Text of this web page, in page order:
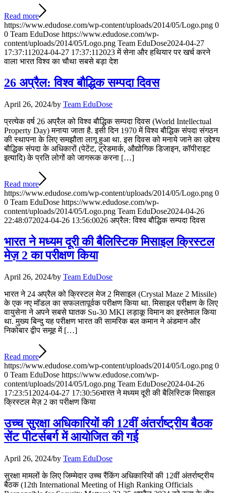
Read more
https://www.edudose.com/wp-content/uploads/2014/05/Logo.png 0
0 Team EduDose https://www.edudose.com/wp-
content/uploads/2014/05/Logo.png Team EduDose2024-04-27
17:37:11 2024-04-27 17:37:11 2023 में सेना और हथियार पर खर्च करने
वाला भारत विश्व का चौथा सबसे बड़ा देश
26 अप्रैल: विश्‍व बौद्धिक सम्‍पदा दिवस
April 26, 2024/by Team EduDose
प्रत्येक वर्ष 26 अप्रैल को विश्‍व बौद्धिक सम्‍पदा दिवस (World Intellectual
Property Day) मनाया जाता है. इसी दिन 1970 में विश्व बौद्धिक संपदा संगठन
की स्थापना के लिए समझौता लागू हुआ था. इस दिवस को मनाये जाने का उद्देश्य
बौद्धिक संपदा के अधिकारों (पेटेंट, ट्रेडमार्क, औद्योगिक डिजाइन, कॉपीराइट
इत्यादि) के प्रति लोगों को जागरूक करना […]
Read more
https://www.edudose.com/wp-content/uploads/2014/05/Logo.png 0
0 Team EduDose https://www.edudose.com/wp-
content/uploads/2014/05/Logo.png Team EduDose2024-04-26
22:48:072024-04-26 13:56:0026 अप्रैल: विश्‍व बौद्धिक सम्‍पदा दिवस
भारत ने मध्यम दूरी की बैलिस्टिक मिसाइल क्रिस्टल
मेज़ 2 का परीक्षण किया
April 26, 2024/by Team EduDose
भारत ने 24 अप्रैल को क्रिस्टल मेज 2 मिसाइल (Crystal Maze 2 Missile)
के एक नए मॉडल का सफलतापूर्वक परीक्षण किया था. मिसाइल परीक्षण के लिए
वायुसेना ने अपने सबसे घातक Su-30 MKI लड़ाकू विमान का इस्तेमाल किया
था. मुख्य बिन्दु यह परीक्षण भारत की सामरिक बल कमान ने अंडमान और
निकोबार द्वीप समूह में […]
Read more
https://www.edudose.com/wp-content/uploads/2014/05/Logo.png 0
0 Team EduDose https://www.edudose.com/wp-
content/uploads/2014/05/Logo.png Team EduDose2024-04-26
17:23:51 2024-04-27 17:30:56भारत ने मध्यम दूरी की बैलिस्टिक मिसाइल
क्रिस्टल मेज़ 2 का परीक्षण किया
उच्च सुरक्षा अधिकारियों की 12वीं अंतर्राष्ट्रीय बैठक
सेंट पीटर्सबर्ग में आयोजित की गई
April 26, 2024/by Team EduDose
सुरक्षा मामलों के लिए जिम्मेदार उच्च रैंकिंग अधिकारियों की 12वीं अंतर्राष्ट्रीय
बैठक (12th International Meeting of High Ranking Officials